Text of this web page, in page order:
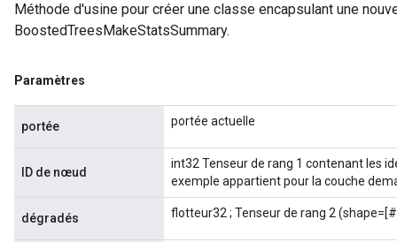
Méthode d'usine pour créer une classe encapsulant une
BoostedTreesMakeStatsSummary.
Paramètres
portée portée actuelle
ID de nœud
int32 Tenseur de rang 1 contenant les
exemple appartient pour la couche
dégradés flotteur32 ; Tenseur de rang 2